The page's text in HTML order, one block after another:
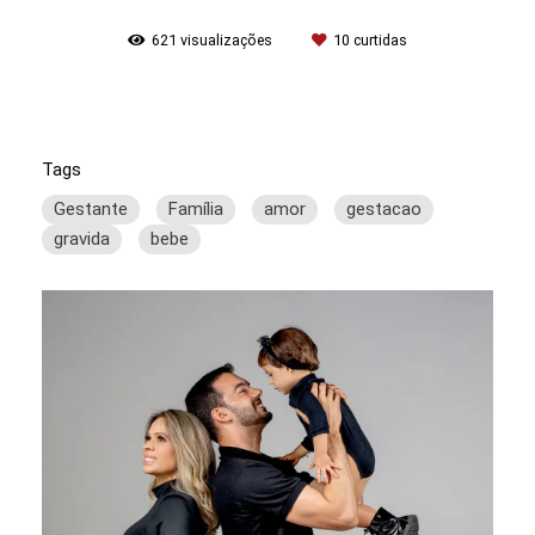
621 visualizações 10 curtidas
Tags
Gestante
Família amor
gestacao
gravida
bebe